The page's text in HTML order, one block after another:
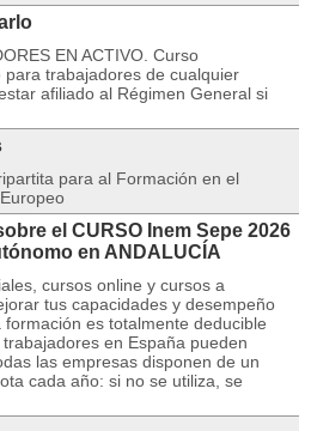
EN ACTIVO. Curso
trabajadores de cualquier
afiliado al Régimen General si
para al Formación en el
el CURSO Inem Sepe 2026
en ANDALUCÍA
cursos online y cursos a
tus capacidades y desempeño
es totalmente deducible
en España pueden
las empresas disponen de un
cada año: si no se utiliza, se